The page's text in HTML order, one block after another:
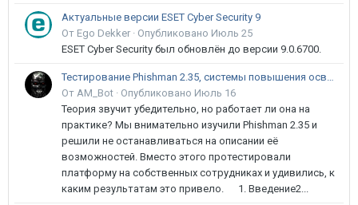
Актуальные версии ESET Cyber Security 9
От Ego Dekker · Опубликовано Июль 25
ESET Cyber Security был обновлён до версии 9.0.6700.
Тестирование Phishman 2.35, системы повышения осведомлённости пользователей в сфере ИБ
От AM_Bot · Опубликовано Июль 16
Теория звучит убедительно, но работает ли она на
практике? Мы внимательно изучили Phishman 2.35 и
решили не останавливаться на описании её
возможностей. Вместо этого протестировали
платформу на собственных сотрудниках и удивились, к
каким результатам это привело. 1. Введение2...